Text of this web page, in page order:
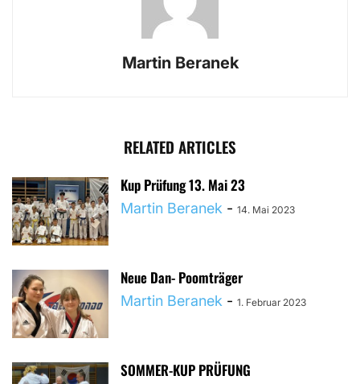
Martin Beranek
RELATED ARTICLES
Kup Prüfung 13. Mai 23
Martin Beranek - 14. Mai 2023
Neue Dan- Poomträger
Martin Beranek - 1. Februar 2023
SOMMER-KUP PRÜFUNG